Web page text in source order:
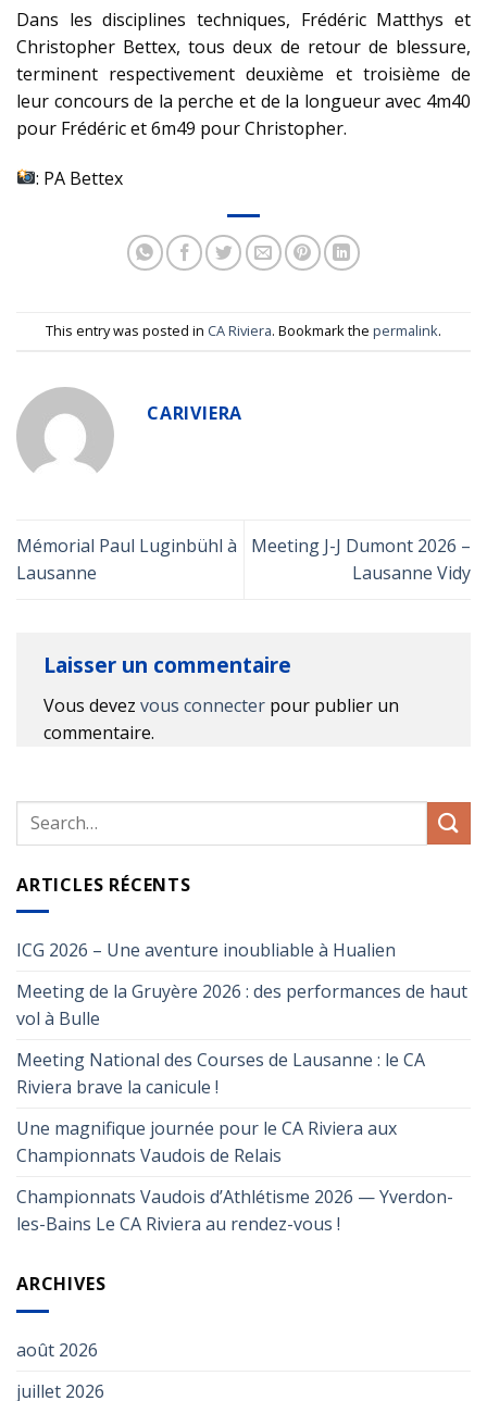
Dans les disciplines techniques, Frédéric Matthys et
Christopher Bettex, tous deux de retour de blessure,
terminent respectivement deuxième et troisième de
leur concours de la perche et de la longueur avec 4m40
pour Frédéric et 6m49 pour Christopher.
: PA Bettex
This entry was posted in CA Riviera. Bookmark the permalink.
CARIVIERA
Mémorial Paul Luginbühl à
Lausanne
Meeting J-J Dumont 2026 –
Lausanne Vidy
Laisser un commentaire
Vous devez vous connecter pour publier un
commentaire.
ARTICLES RÉCENTS
ICG 2026 – Une aventure inoubliable à Hualien
Meeting de la Gruyère 2026 : des performances de haut
vol à Bulle
Meeting National des Courses de Lausanne : le CA
Riviera brave la canicule !
Une magnifique journée pour le CA Riviera aux
Championnats Vaudois de Relais
Championnats Vaudois d’Athlétisme 2026 — Yverdon-
les-Bains Le CA Riviera au rendez-vous !
ARCHIVES
août 2026
juillet 2026